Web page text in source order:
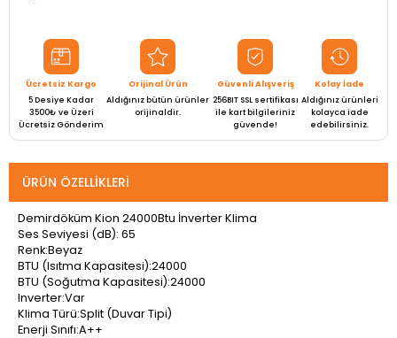
Ücretsiz Kargo
5 Desiye Kadar
3500₺ ve Üzeri
Ücretsiz Gönderim
Orijinal Ürün
Aldığınız bütün ürünler
orijinaldir.
Güvenli Alışveriş
256BIT SSL sertifikası
ile kart bilgileriniz
güvende!
Kolay İade
Aldığınız ürünleri
kolayca iade
edebilirsiniz.
ÜRÜN ÖZELLIKLERI
Demirdöküm Kion 24000Btu İnverter Klima
Ses Seviyesi (dB): 65
Renk:Beyaz
BTU (Isıtma Kapasitesi):24000
BTU (Soğutma Kapasitesi):24000
Inverter:Var
Klima Türü:Split (Duvar Tipi)
Enerji Sınıfı:A++